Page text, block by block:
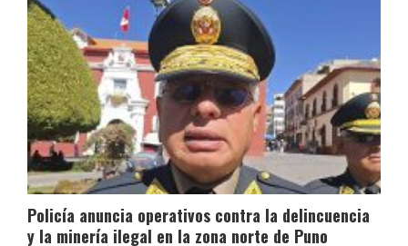
Policía anuncia operativos contra la delincuencia
y la minería ilegal en la zona norte de Puno